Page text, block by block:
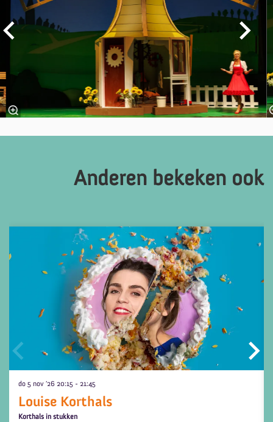
Anderen bekeken ook
Louise Korthals
Korthals in stukken
do 5 nov ’26 20:15 - 21:45